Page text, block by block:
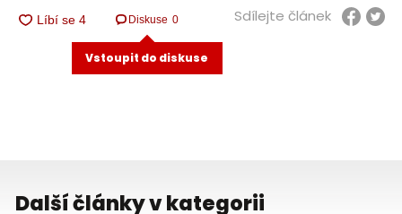
Diskuse 0
Vstoupit do diskuse
Sdílejte článek
Další články v kategorii